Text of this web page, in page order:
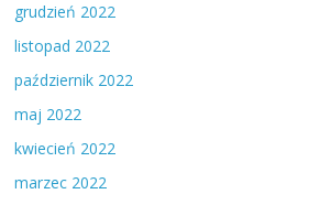
grudzień 2022
listopad 2022
październik 2022
maj 2022
kwiecień 2022
marzec 2022